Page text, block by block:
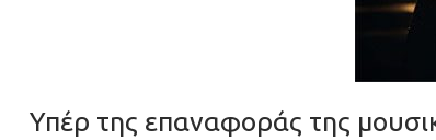
Υπέρ της επαναφοράς της